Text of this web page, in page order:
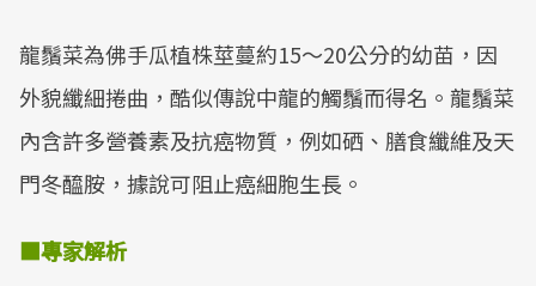
龍鬚菜為佛手瓜植株莖蔓約15～20公分的幼苗，因
外貌纖細捲曲，酷似傳說中龍的觸鬚而得名。龍鬚菜
內含許多營養素及抗癌物質，例如硒、膳食纖維及天
門冬醯胺，據說可阻止癌細胞生長。
■專家解析